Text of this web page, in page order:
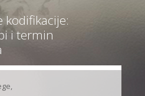
kodifikacije:
i termin